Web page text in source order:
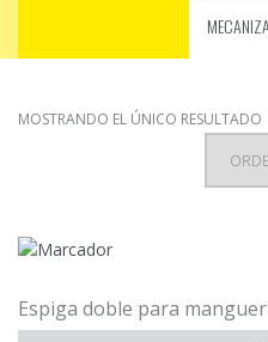
MOSTRANDO EL ÚNICO RESULTADO
Espiga doble para